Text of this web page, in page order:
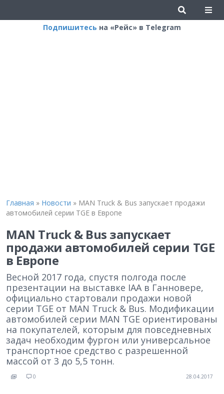
Подпишитесь на «Рейс» в Telegram
Главная » Новости » MAN Truck & Bus запускает продажи
автомобилей серии TGE в Европе
MAN Truck & Bus запускает
продажи автомобилей серии TGE
в Европе
Весной 2017 года, спустя полгода после
презентации на выставке IAA в Ганновере,
официально стартовали продажи новой
серии TGE от MAN Truck & Bus. Модификации
автомобилей серии MAN TGE ориентированы
на покупателей, которым для повседневных
задач необходим фургон или универсальное
транспортное средство с разрешенной
массой от 3 до 5,5 тонн.
0 28.04.2017